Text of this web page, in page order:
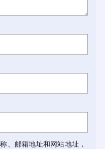
、邮箱地址和网站地址，